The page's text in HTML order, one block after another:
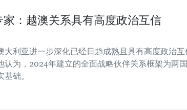
家：越澳关系具有高度政治互信
大利亚进一步深化已经日趋成熟且具有高度政治
认为，2024年建立的全面战略伙伴关系框架为两
础。